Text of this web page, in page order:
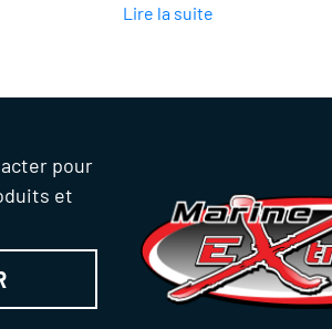
Lire la suite
pour
et